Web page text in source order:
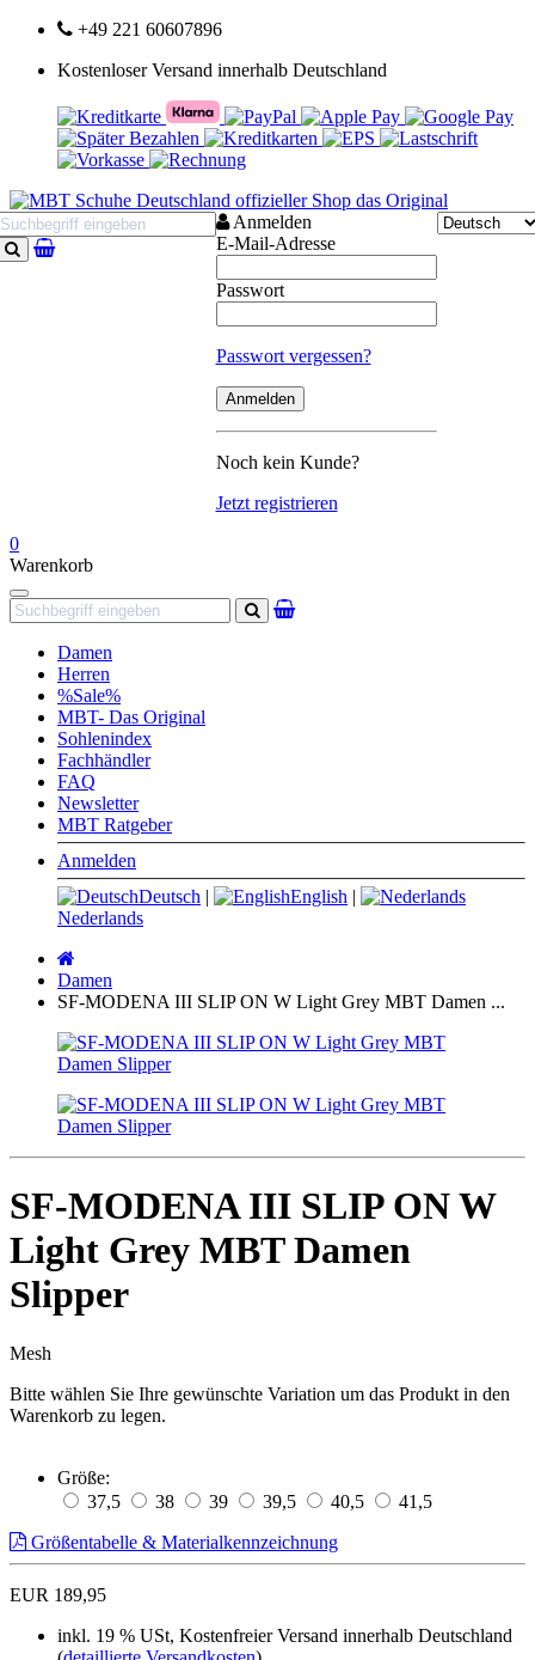
+49 221 60607896
Kostenloser Versand innerhalb Deutschland
Suchen
Anmelden
E-Mail-Adresse
Passwort
Passwort vergessen?
Noch kein Kunde?
Jetzt registrieren
0
Warenkorb
Navigation
Suchen
Damen
Herren
%Sale%
MBT- Das Original
Sohlenindex
Fachhändler
FAQ
Newsletter
MBT Ratgeber
Anmelden
Deutsch | English |
Nederlands
Damen
SF-MODENA III SLIP ON W Light Grey MBT Damen ...
SF-MODENA III SLIP ON W
Light Grey MBT Damen
Slipper
Mesh
Bitte wählen Sie Ihre gewünschte Variation um das Produkt in den
Warenkorb zu legen.
Größe:
37,5
38 39 39,5 40,5
41,5
Größentabelle & Materialkennzeichnung
EUR 189,95
inkl. 19 % USt, Kostenfreier Versand innerhalb Deutschland